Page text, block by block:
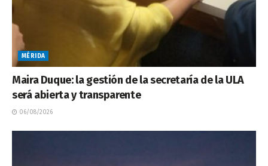
MÉRIDA
Maira Duque: la gestión de la secretaría de la ULA
será abierta y transparente
06/08/2026